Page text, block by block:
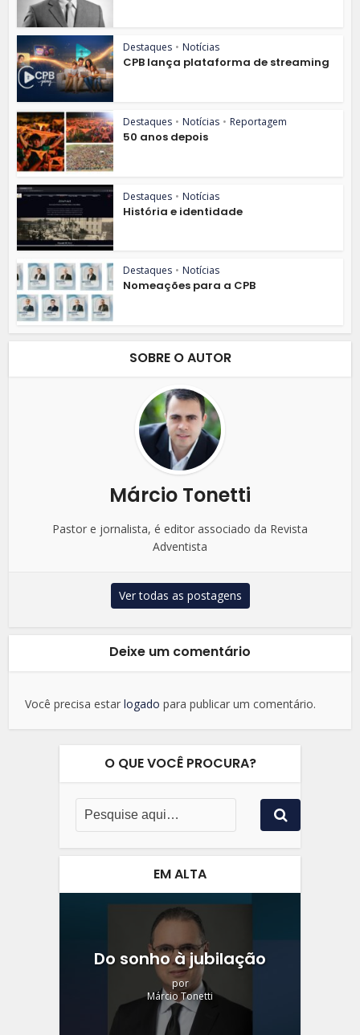
Destaques • Notícias
CPB lança plataforma de streaming
Destaques • Notícias • Reportagem
50 anos depois
Destaques • Notícias
História e identidade
Destaques • Notícias
Nomeações para a CPB
SOBRE O AUTOR
Márcio Tonetti
Pastor e jornalista, é editor associado da Revista
Adventista
Ver todas as postagens
Deixe um comentário
Você precisa estarlogado para publicar um comentário.
O QUE VOCÊ PROCURA?
EM ALTA
Do sonho à jubilação
por
Márcio Tonetti